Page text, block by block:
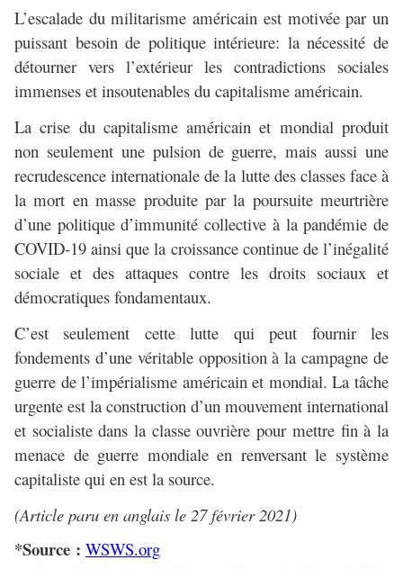
L’escalade du militarisme américain est motivée par un
puissant besoin de politique intérieure: la nécessité de
détourner vers l’extérieur les contradictions sociales
immenses et insoutenables du capitalisme américain.
La crise du capitalisme américain et mondial produit
non seulement une pulsion de guerre, mais aussi une
recrudescence internationale de la lutte des classes face à
la mort en masse produite par la poursuite meurtrière
d’une politique d’immunité collective à la pandémie de
COVID-19 ainsi que la croissance continue de l’inégalité
sociale et des attaques contre les droits sociaux et
démocratiques fondamentaux.
C’est seulement cette lutte qui peut fournir les
fondements d’une véritable opposition à la campagne de
guerre de l’impérialisme américain et mondial. La tâche
urgente est la construction d’un mouvement international
et socialiste dans la classe ouvrière pour mettre fin à la
menace de guerre mondiale en renversant le système
capitaliste qui en est la source.
(Article paru en anglais le 27 février 2021)
*Source : WSWS.org